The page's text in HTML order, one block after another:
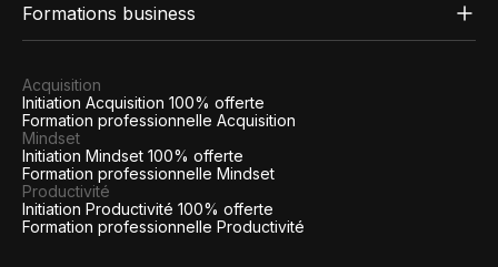
Formations business
Acquisition
Initiation Acquisition 100% offerte
Formation professionnelle Acquisition
Mindset
Initiation Mindset 100% offerte
Formation professionnelle Mindset
Productivité
Initiation Productivité 100% offerte
Formation professionnelle Productivité